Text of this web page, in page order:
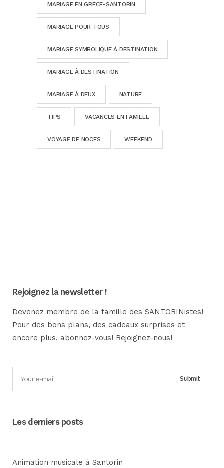
MARIAGE EN GRÈCE-SANTORIN
MARIAGE POUR TOUS
MARIAGE SYMBOLIQUE À DESTINATION
MARIAGE À DESTINATION
MARIAGE À DEUX NATURE
TIPS VACANCES EN FAMILLE
VOYAGE DE NOCES WEEKEND
Rejoignez la newsletter !
Devenez membre de la famille des SANTORINistes!
Pour des bons plans, des cadeaux surprises et
encore plus, abonnez-vous! Rejoignez-nous!
Les derniers posts
Animation musicale à Santorin